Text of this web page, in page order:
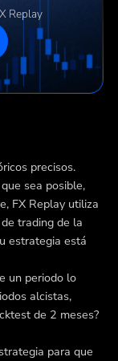
Replay
precisos.
sea posible,
FX Replay utiliza
trading de la
estrategia está
un periodo lo
alcistas,
de 2 meses?
para que